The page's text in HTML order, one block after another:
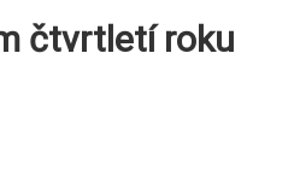
čtvrtletí roku